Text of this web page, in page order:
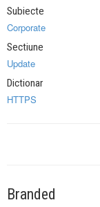
Subiecte
Corporate
Sectiune
Update
Dictionar
HTTPS
Branded